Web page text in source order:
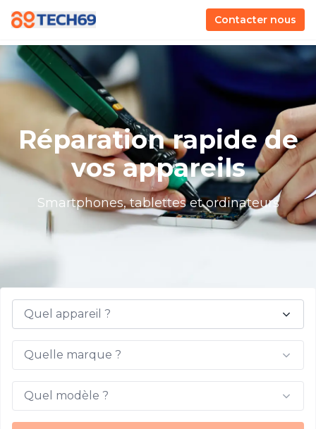
Contacter nous
Réparation rapide de
vos appareils
Smartphones, tablettes et ordinateurs
Quel appareil ?
Quelle marque ?
Quel modèle ?